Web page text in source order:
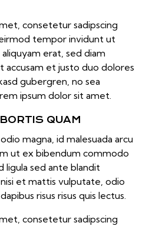
consetetur sadipscing
tempor invidunt ut
erat, sed diam
et justo duo dolores
gubergren, no sea
ipsum dolor sit amet.
QUAM
magna, id malesuada arcu
ut ex bibendum commodo
ligula sed ante blandit
et mattis vulputate, odio
risus risus quis lectus.
consetetur sadipscing